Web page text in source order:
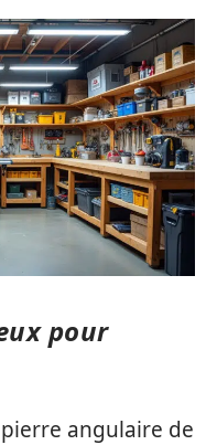
pour
angulaire de